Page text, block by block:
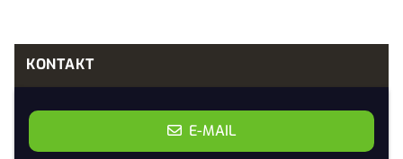
KONTAKT
E-MAIL